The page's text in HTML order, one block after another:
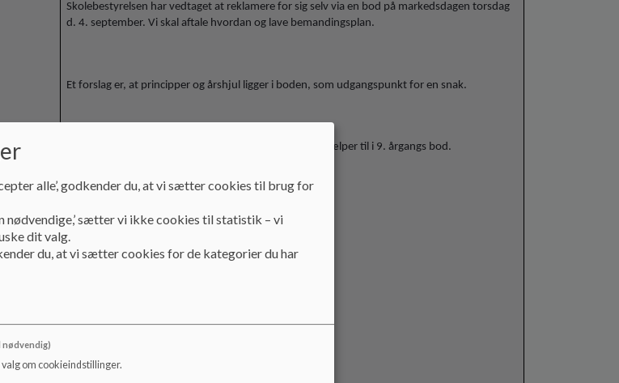
Skolebestyrelsen har vedtaget at reklamere for sig selv via en bod på markedsdagen torsdag
d. 4. september. Vi skal aftale hvordan og lave bemandingsplan.
Et forslag er, at principper og årshjul ligger i boden, som udgangspunkt for en snak.
Der er to fra skolebestyrelsen i samme vagt, hvor de hjælper til i 9. årgangs bod.
15.30-16.00: Mai og Marie Louise (KD og UM)
alle’, godkender du, at vi sætter cookies til brug for
nødvendige,’ sætter vi ikke cookies til statistik – vi
dit valg.
du, at vi sætter cookies for de kategorier du har
nødvendig)
om cookieindstillinger.